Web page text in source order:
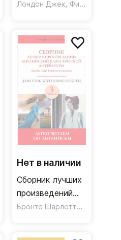
американской
Великий Гэтсби.
Бенджамин
Баттон
Лондон Джек, Фицджеральд Фрэнсис Скотт
,Твен Марк
Нет в наличии
Сборник лучших
произведений
английской
Бронте Шарлотта,